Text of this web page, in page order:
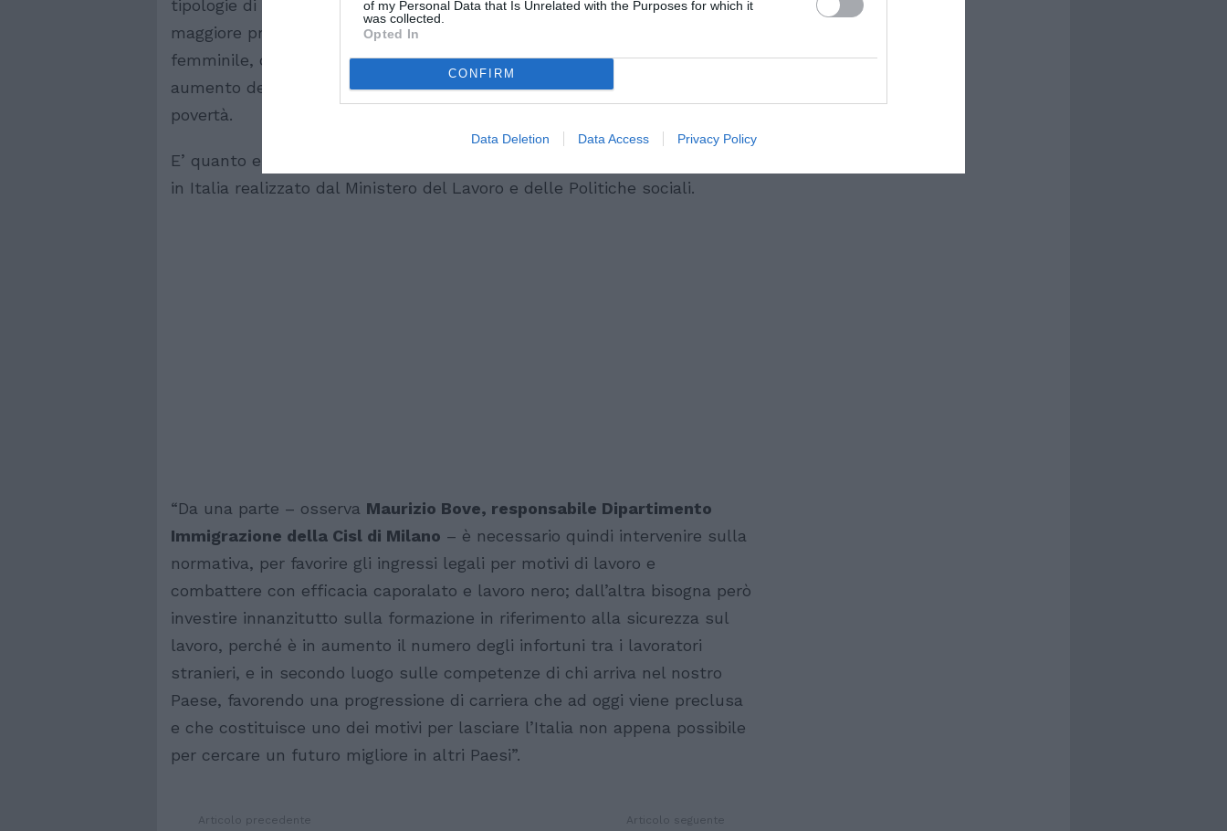
of my Personal Data that Is Unrelated with the Purposes for which it
was collected.
Opted In
CONFIRM
Data Deletion Data Access Privacy Policy
tipologie di avviamento, per lo più a tempo determinato e con una
maggiore probabilità di perdere il posto di lavoro, e alla componente
femminile, che continua ad essere penalizzata. Non a caso, si registra un
aumento delle famiglie straniere che vivono al di sotto della soglia di
povertà.
E’ quanto emerge dal XII Rapporto sugli stranieri e il mercato del lavoro
in Italia realizzato dal Ministero del Lavoro e delle Politiche sociali.
“Da una parte – osserva Maurizio Bove, responsabile Dipartimento
Immigrazione della Cisl di Milano – è necessario quindi intervenire sulla
normativa, per favorire gli ingressi legali per motivi di lavoro e
combattere con efficacia caporalato e lavoro nero; dall’altra bisogna però
investire innanzitutto sulla formazione in riferimento alla sicurezza sul
lavoro, perché è in aumento il numero degli infortuni tra i lavoratori
stranieri, e in secondo luogo sulle competenze di chi arriva nel nostro
Paese, favorendo una progressione di carriera che ad oggi viene preclusa
e che costituisce uno dei motivi per lasciare l’Italia non appena possibile
per cercare un futuro migliore in altri Paesi”.
Articolo precedente Articolo seguente